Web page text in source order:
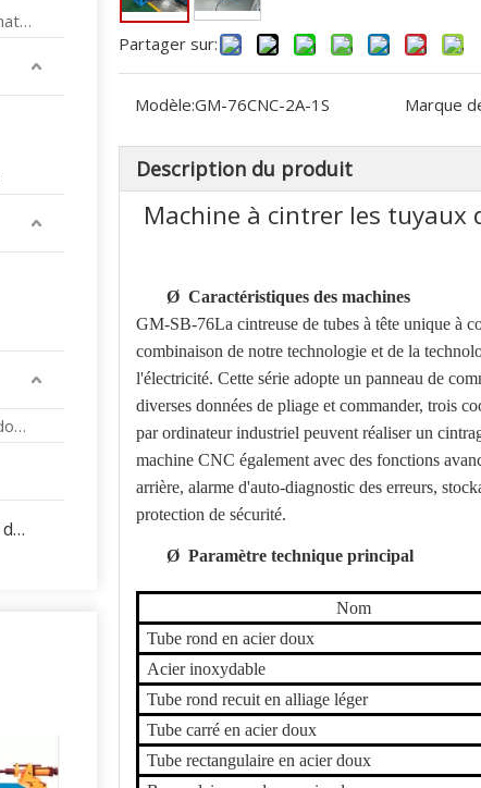
Machine à cintrer les tubes automatique
Machine à cintrer automatique à double tête
Machine de formage d'extrémité de tuyau
Partager sur:
Modèle:GM-76CNC-2A-1S Marque
Description du produit
Machine à cintrer les tuyaux
Ø Caractéristiques des machines
GM-SB-76La cintreuse de tubes à tête unique à
combinaison de notre technologie et de la
l'électricité. Cette série adopte un panneau de
diverses données de pliage et commander, trois
par ordinateur industriel peuvent réaliser un
machine CNC également avec des fonctions
arrière, alarme d'auto-diagnostic des erreurs,
protection de sécurité.
Ø Paramètre technique principal
Nom
Tube rond en acier doux
Acier inoxydable
Tube rond recuit en alliage léger
Tube carré en acier doux
Tube rectangulaire en acier doux